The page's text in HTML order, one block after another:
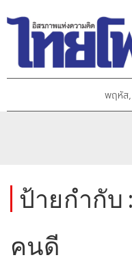
พฤหัส
ป้ายกำกับ :
คนดี